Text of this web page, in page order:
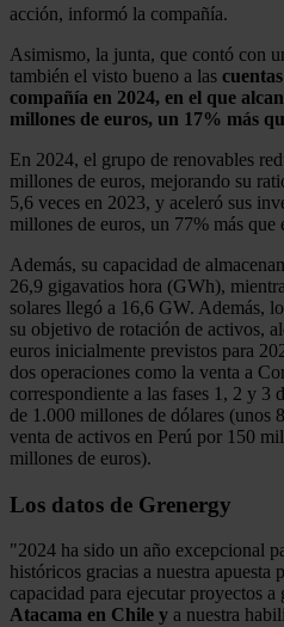
acción, informó la compañía.
Asimismo, la junta, que contó con
también el visto bueno a las
compañía en 2024, en el que
millones de euros, un 17% más
En 2024, el grupo de renovables
millones de euros, mejorando su
5,6 veces en 2023, y aceleró sus
millones de euros, un 77% más que
Además, su capacidad de
26,9 gigavatios hora (GWh),
solares llegó a 16,6 GW. Además,
su objetivo de rotación de activos,
euros inicialmente previstos para
dos operaciones como la venta a
correspondiente a las fases 1, 2 y 3
de 1.000 millones de dólares (unos
venta de activos en Perú por 150
millones de euros).
Los datos de Grenergy
"2024 ha sido un año excepcional
históricos gracias a nuestra apuesta
capacidad para ejecutar proyectos a
Atacama en Chile y a nuestra